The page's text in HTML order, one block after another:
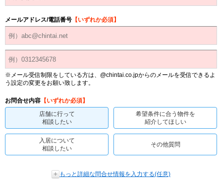
メールアドレス/電話番号 【いずれか必須】
※メール受信制限をしている方は、@chintai.co.jpからのメールを受信できるよ
う設定の変更をお願い致します。
お問合せ内容 【いずれか必須】
店舗に行って
相談したい
希望条件に合う物件を
紹介してほしい
入居について
相談したい
その他質問
もっと詳細な問合せ情報を入力する(任意)